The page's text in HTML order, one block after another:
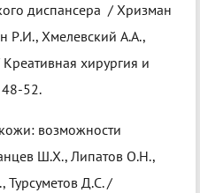
диспансера / Хризман
Р.И., Хмелевский А.А.,
хирургия и
48-52.
возможности
Ш.Х., Липатов О.Н.,
Д.С. /